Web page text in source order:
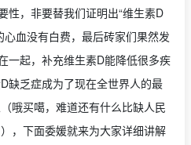
性，非要替我们证明出“维生素D
血没有白费，最后砖家们果然发
一起，补充维生素D能降低很多疾
缺乏症成为了现在全世界人的最
哦买噶，难道还有什么比缺人民
，下面委媛就来为大家详细讲解